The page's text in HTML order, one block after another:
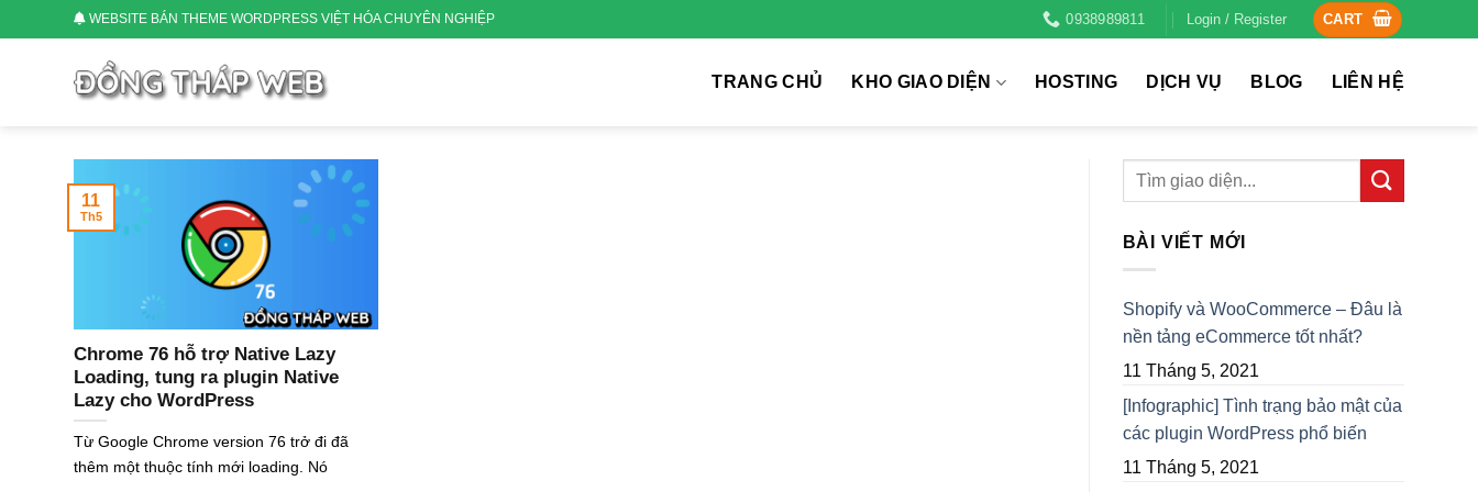
to
WEBSITE BÁN THEME WORDPRESS VIỆT HÓA CHUYÊN NGHIỆP 0938989811 Login / Register CART
TRANG CHỦ KHO GIAO DIỆN HOSTING DỊCH VỤ BLOG LIÊN HỆ
Chrome 76 hỗ trợ Native Lazy
Loading, tung ra plugin Native
Lazy cho WordPress
Từ Google Chrome version 76 trở đi đã
thêm một thuộc tính mới loading. Nó
11
Th5
BÀI VIẾT MỚI
Shopify và WooCommerce – Đâu là
nền tảng eCommerce tốt nhất?
11 Tháng 5, 2021
[Infographic] Tình trạng bảo mật của
các plugin WordPress phổ biến
11 Tháng 5, 2021